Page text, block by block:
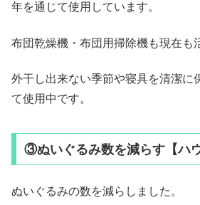
年を通じて使用しています。
布団乾燥機・布団用掃除機も現在も
外干し出来ない季節や寝具を清潔に
て使用中です。
③ぬいぐるみ数を減らす【ハ
ぬいぐるみの数を減らしました。